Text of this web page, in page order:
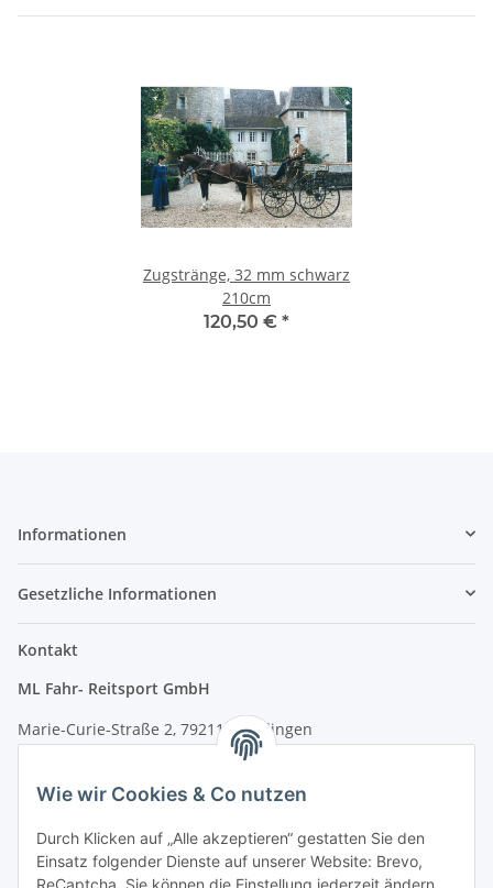
Wie wir Cookies & Co nutzen
Durch Klicken auf „Alle akzeptieren“ gestatten Sie den
Einsatz folgender Dienste auf unserer Website: Brevo,
Zugstränge, 32 mm schwarz
210cm
120,50 € *
Informationen
Gesetzliche Informationen
Kontakt
ML Fahr- Reitsport GmbH
Marie-Curie-Straße 2, 79211 Denzlingen
Nach Terminvereinbarung können Sie gerne bei uns im Lager
vorbeikommen